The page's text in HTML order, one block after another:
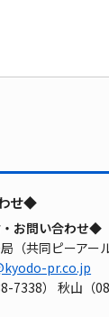
せ◆
お問い合わせ◆
（共同ピーアール
pr.co.jp
7338） 秋山（